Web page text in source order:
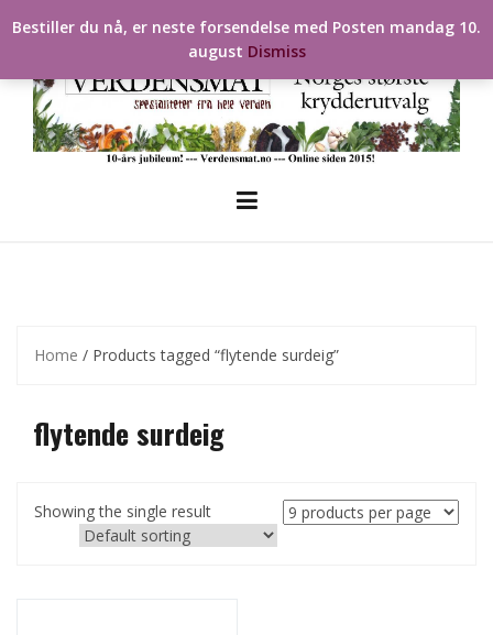
to
Home / Products tagged “flytende surdeig”
flytende surdeig
Showing the single result
Bestiller du nå, er neste forsendelse med Posten mandag 10.
august Dismiss